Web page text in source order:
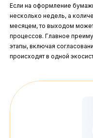
Если на оформление
несколько недель, а
месяцем, то выходом может
процессов. Главное
этапы, включая
происходят в одной